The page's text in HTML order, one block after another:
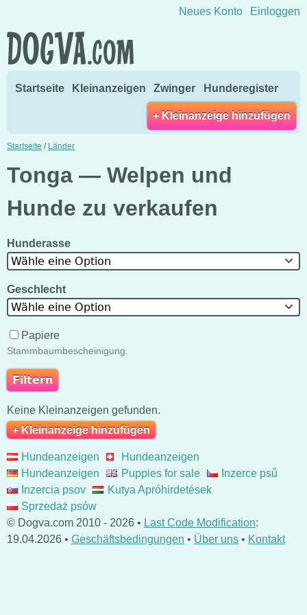
Direkt zum Inhalt wechseln
Neues Konto Einloggen
Startseite Kleinanzeigen Zwinger Hunderegister
+ Kleinanzeige hinzufügen
Startseite / Länder
Tonga — Welpen und
Hunde zu verkaufen
Hunderasse
Wähle eine Option
Geschlecht
Wähle eine Option
Papiere
Stammbaumbescheinigung.
Keine Kleinanzeigen gefunden.
+ Kleinanzeige hinzufügen
Hundeanzeigen
Hundeanzeigen
Hundeanzeigen
Puppies for sale
Inzerce psů
Inzercia psov
Kutya Apróhirdetések
Sprzedaż psów
© Dogva.com 2010 - 2026 • Last Code Modification:
19.04.2026 • Geschäftsbedingungen • Über uns • Kontakt